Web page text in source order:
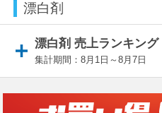
漂白剤
漂白剤 売上ランキング
集計期間：8月1日～8月7日